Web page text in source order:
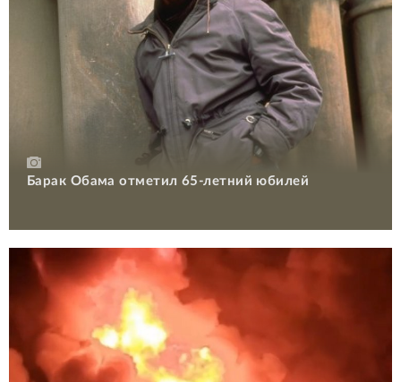
Барак Обама отметил 65-летний юбилей